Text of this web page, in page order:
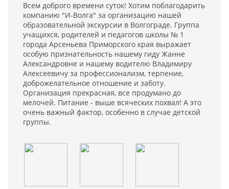
Всем доброго времени суток! Хотим поблагодарить
компанию "И-Волга" за организацию нашей
образовательной экскурсии в Волгограде. Группа
учащихся, родителей и педагогов школы № 1
города Арсеньева Приморского края выражает
особую признательность нашему гиду Жанне
Александровне и нашему водителю Владимиру
Алексеевичу за профессионализм, терпение,
доброжелательное отношение и заботу.
Организация прекрасная, все продумано до
мелочей. Питание - выше всяческих похвал! А это
очень важный фактор, особенно в случае детской
группы.